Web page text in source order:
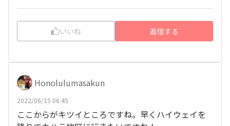
いいね 返信する
Honolulumasakun
2022/06/15 06:45
ここからがキツイところですね。早くハイウェイを